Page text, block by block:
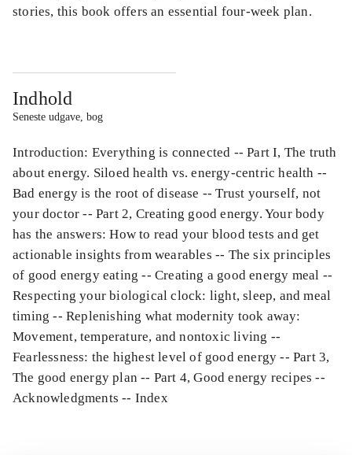
stories, this book offers an essential four-week plan.
Indhold
Seneste udgave, bog
Introduction: Everything is connected -- Part I, The truth
about energy. Siloed health vs. energy-centric health --
Bad energy is the root of disease -- Trust yourself, not
your doctor -- Part 2, Creating good energy. Your body
has the answers: How to read your blood tests and get
actionable insights from wearables -- The six principles
of good energy eating -- Creating a good energy meal --
Respecting your biological clock: light, sleep, and meal
timing -- Replenishing what modernity took away:
Movement, temperature, and nontoxic living --
Fearlessness: the highest level of good energy -- Part 3,
The good energy plan -- Part 4, Good energy recipes --
Acknowledgments -- Index